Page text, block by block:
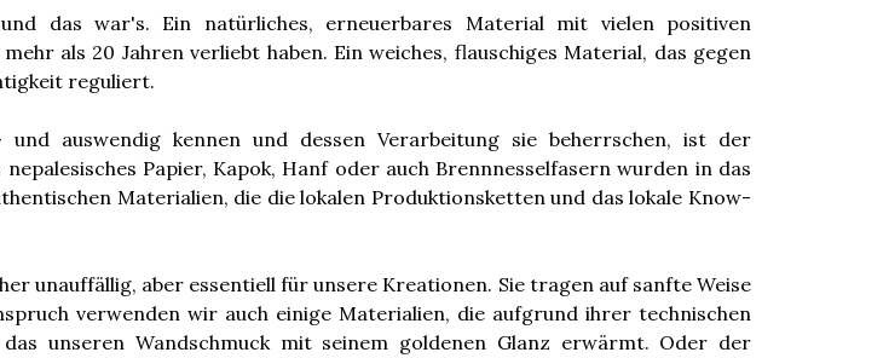
das war's. Ein natürliches, erneuerbares Material mit vielen positiven
als 20 Jahren verliebt haben. Ein weiches, flauschiges Material, das gegen
reguliert.
auswendig kennen und dessen Verarbeitung sie beherrschen, ist der
Papier, Kapok, Hanf oder auch Brennnesselfasern wurden in das
Materialien, die die lokalen Produktionsketten und das lokale Know-
unauffällig, aber essentiell für unsere Kreationen. Sie tragen auf sanfte Weise
verwenden wir auch einige Materialien, die aufgrund ihrer technischen
unseren Wandschmuck mit seinem goldenen Glanz erwärmt. Oder der